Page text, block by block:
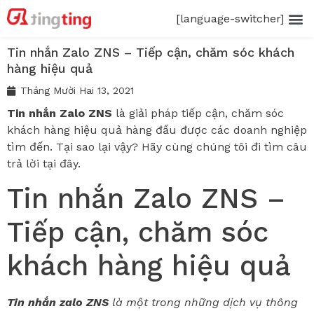
[language-switcher]
Tin nhắn Zalo ZNS – Tiếp cận, chăm sóc khách
hàng hiệu quả
Tháng Mười Hai 13, 2021
Tin nhắn Zalo ZNS là giải pháp tiếp cận, chăm sóc
khách hàng hiệu quả hàng đầu được các doanh nghiệp
tìm đến. Tại sao lại vậy? Hãy cùng chúng tôi đi tìm câu
trả lời tại đây.
Tin nhắn Zalo ZNS –
Tiếp cận, chăm sóc
khách hàng hiệu quả
Tin nhắn zalo ZNSlà một trong những dịch vụ thông